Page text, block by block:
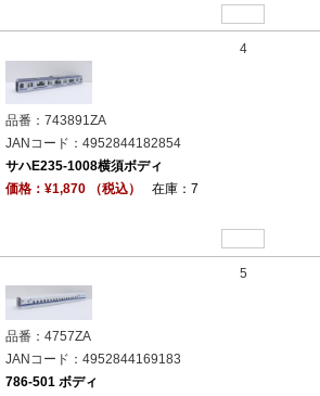
4
品番：743891ZA
JANコード：4952844182854
サハE235-1008横須ボディ
価格：¥1,870 （税込）
在庫：7
5
品番：4757ZA
JANコード：4952844169183
786-501 ボディ